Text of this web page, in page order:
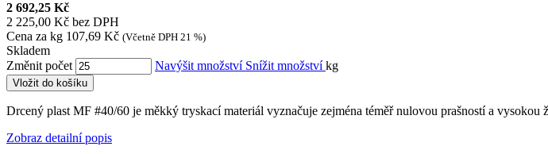
2 692,25 Kč
2 225,00 Kč bez DPH
Cena za kg 107,69 Kč (Včetně DPH 21 %)
Skladem
Změnit počet
Navýšit množství Snížit množstvíkg
Vložit do košíku
Drcený plast MF #40/60 je měkký tryskací materiál vyznačuje zejména téměř nulovou prašností a
Zobraz detailní popis